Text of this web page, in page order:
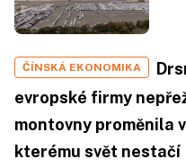
ČÍNSKÁ EKONOMIKA
evropské firmy
montovny proměnila
kterému svět nestačí